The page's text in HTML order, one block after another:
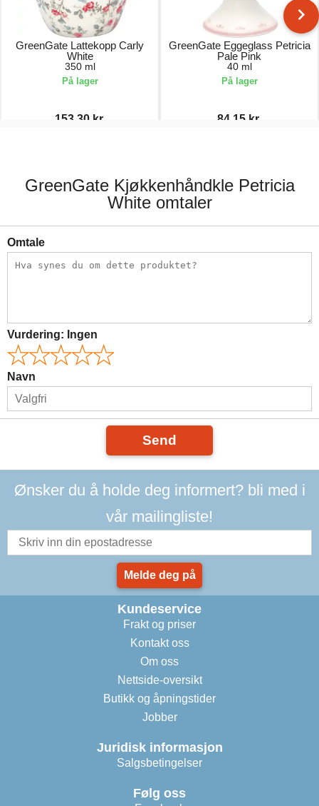
GreenGate Lattekopp Carly
White
350 ml
På lager
153,30 kr.
GreenGate Eggeglass Petricia
Pale Pink
40 ml
På lager
84,15 kr.
GreenGate Kjøkkenhåndkle Petricia
White omtaler
Omtale
Vurdering: Ingen
Navn
Send
Ønsker du å holde deg informert? bli med i
vår mailingliste!
Melde deg på
Kundeservice
Frakt og priser
Kontakt oss
Om oss
Nettside-oversikt
Butikk og åpningstider
Jobber
Juridisk informasjon
Salgsbetingelser
Følg oss